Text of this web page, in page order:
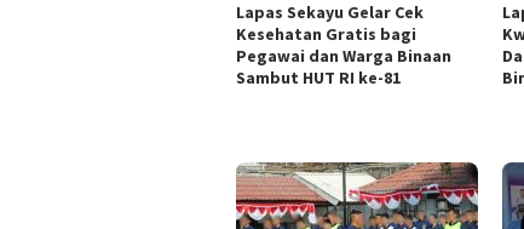
Lapas Sekayu Gelar Cek
Kesehatan Gratis bagi
Pegawai dan Warga Binaan
Sambut HUT RI ke-81